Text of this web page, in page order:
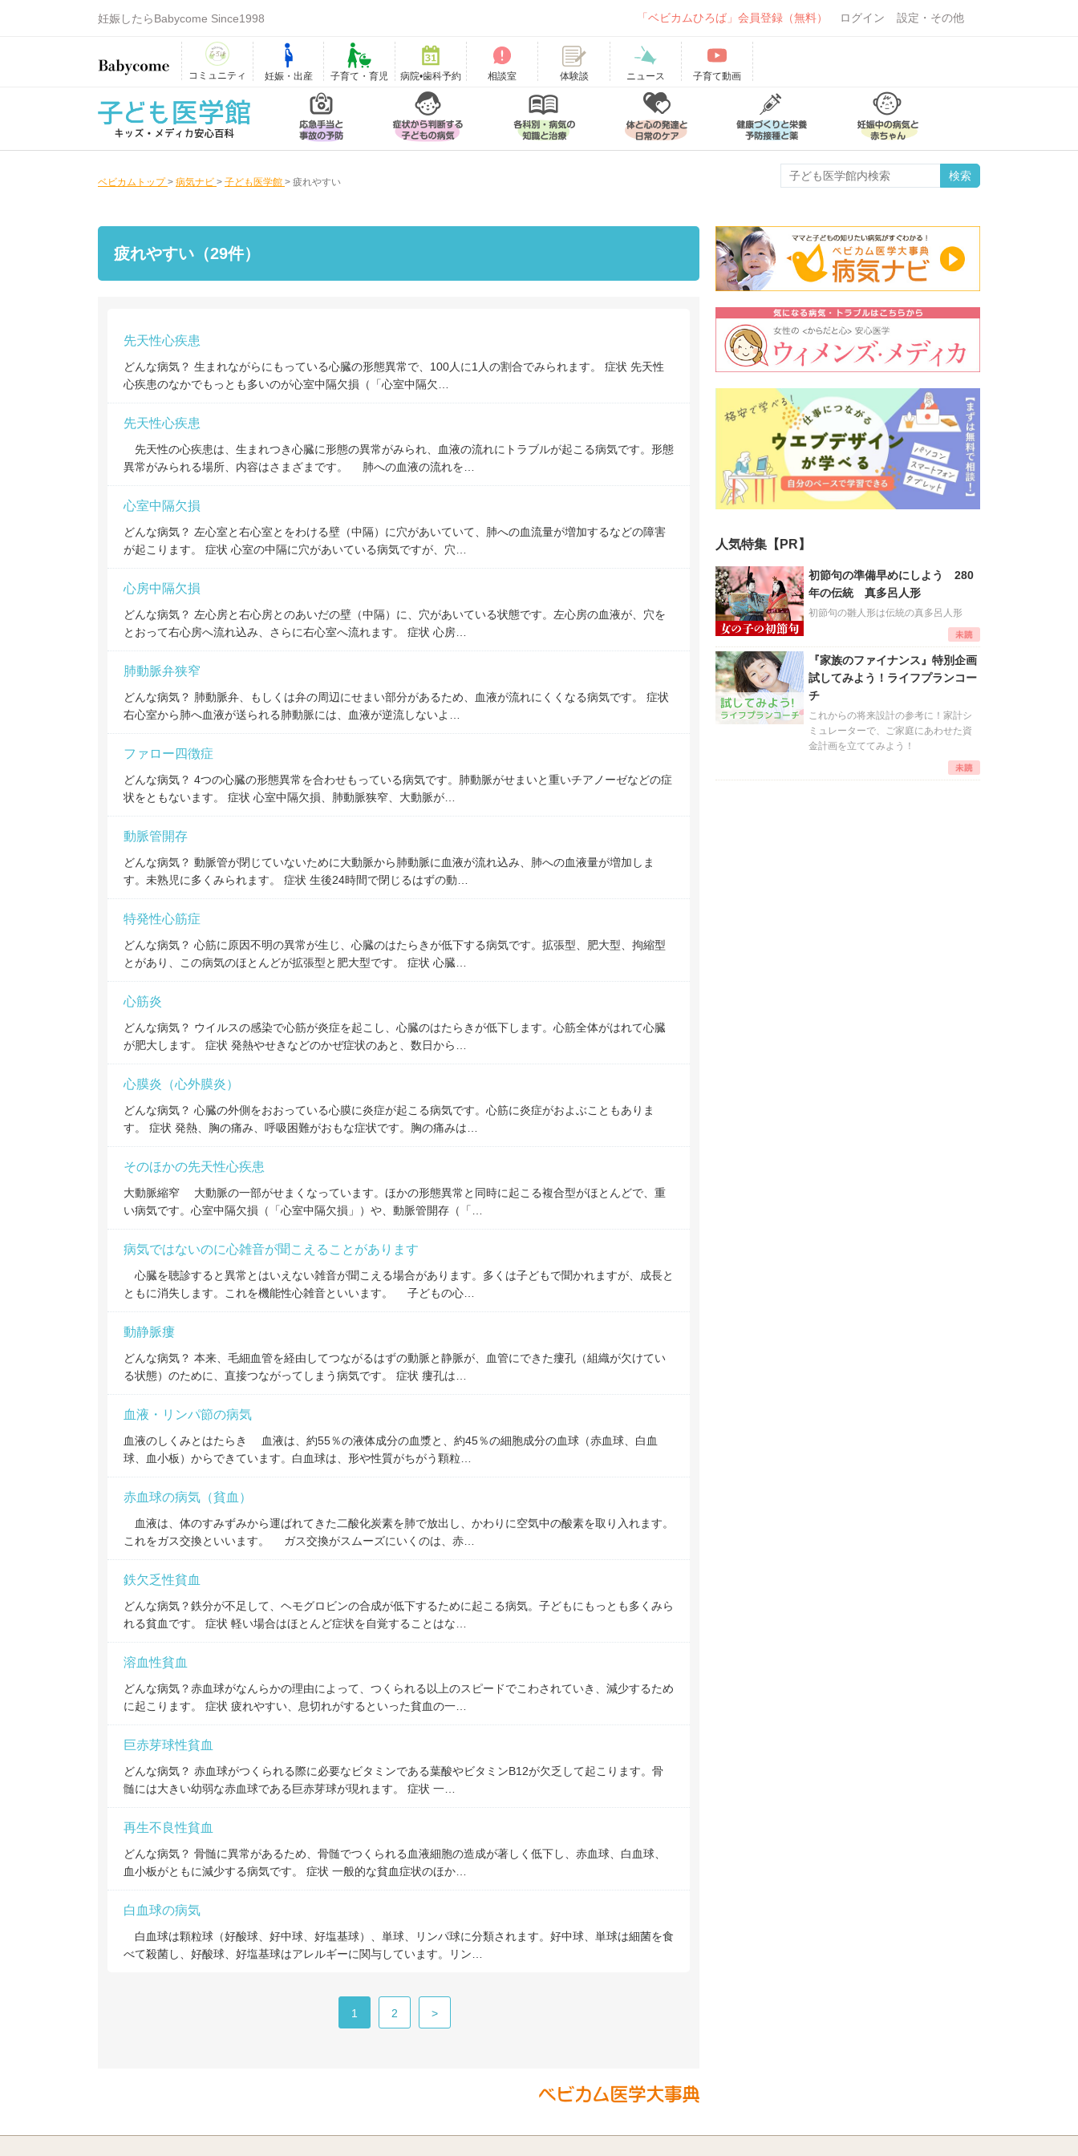
妊娠したらBabycome Since1998 「ベビカムひろば」会員登録（無料） ログイン 設定・その他
コミュニティ 妊娠・出産 子育て・育児 病院•歯科予約 相談室 体験談 ニュース 子育て動画
ベビカムトップ > 病気ナビ > 子ども医学館 > 疲れやすい
疲れやすい（29件）
先天性心疾患
どんな病気？ 生まれながらにもっている心臓の形態異常で、100人に1人の割合でみられます。 症状 先天性
心疾患のなかでもっとも多いのが心室中隔欠損（「心室中隔欠…
先天性心疾患
先天性の心疾患は、生まれつき心臓に形態の異常がみられ、血液の流れにトラブルが起こる病気です。形態
異常がみられる場所、内容はさまざまです。 肺への血液の流れを…
心室中隔欠損
どんな病気？ 左心室と右心室とをわける壁（中隔）に穴があいていて、肺への血流量が増加するなどの障害
が起こります。 症状 心室の中隔に穴があいている病気ですが、穴…
心房中隔欠損
どんな病気？ 左心房と右心房とのあいだの壁（中隔）に、穴があいている状態です。左心房の血液が、穴を
とおって右心房へ流れ込み、さらに右心室へ流れます。 症状 心房…
肺動脈弁狭窄
どんな病気？ 肺動脈弁、もしくは弁の周辺にせまい部分があるため、血液が流れにくくなる病気です。 症状
右心室から肺へ血液が送られる肺動脈には、血液が逆流しないよ…
ファロー四徴症
どんな病気？ 4つの心臓の形態異常を合わせもっている病気です。肺動脈がせまいと重いチアノーゼなどの症
状をともないます。 症状 心室中隔欠損、肺動脈狭窄、大動脈が…
動脈管開存
どんな病気？ 動脈管が閉じていないために大動脈から肺動脈に血液が流れ込み、肺への血液量が増加しま
す。未熟児に多くみられます。 症状 生後24時間で閉じるはずの動…
特発性心筋症
どんな病気？ 心筋に原因不明の異常が生じ、心臓のはたらきが低下する病気です。拡張型、肥大型、拘縮型
とがあり、この病気のほとんどが拡張型と肥大型です。 症状 心臓…
心筋炎
どんな病気？ ウイルスの感染で心筋が炎症を起こし、心臓のはたらきが低下します。心筋全体がはれて心臓
が肥大します。 症状 発熱やせきなどのかぜ症状のあと、数日から…
心膜炎（心外膜炎）
どんな病気？ 心臓の外側をおおっている心膜に炎症が起こる病気です。心筋に炎症がおよぶこともありま
す。 症状 発熱、胸の痛み、呼吸困難がおもな症状です。胸の痛みは…
そのほかの先天性心疾患
大動脈縮窄 大動脈の一部がせまくなっています。ほかの形態異常と同時に起こる複合型がほとんどで、重
い病気です。心室中隔欠損（「心室中隔欠損」）や、動脈管開存（「…
病気ではないのに心雑音が聞こえることがあります
心臓を聴診すると異常とはいえない雑音が聞こえる場合があります。多くは子どもで聞かれますが、成長と
ともに消失します。これを機能性心雑音といいます。 子どもの心…
動静脈瘻
どんな病気？ 本来、毛細血管を経由してつながるはずの動脈と静脈が、血管にできた瘻孔（組織が欠けてい
る状態）のために、直接つながってしまう病気です。 症状 瘻孔は…
血液・リンパ節の病気
血液のしくみとはたらき 血液は、約55％の液体成分の血漿と、約45％の細胞成分の血球（赤血球、白血
球、血小板）からできています。白血球は、形や性質がちがう顆粒…
赤血球の病気（貧血）
血液は、体のすみずみから運ばれてきた二酸化炭素を肺で放出し、かわりに空気中の酸素を取り入れます。
これをガス交換といいます。 ガス交換がスムーズにいくのは、赤…
鉄欠乏性貧血
どんな病気？鉄分が不足して、ヘモグロビンの合成が低下するために起こる病気。子どもにもっとも多くみら
れる貧血です。 症状 軽い場合はほとんど症状を自覚することはな…
溶血性貧血
どんな病気？赤血球がなんらかの理由によって、つくられる以上のスピードでこわされていき、減少するため
に起こります。 症状 疲れやすい、息切れがするといった貧血の一…
巨赤芽球性貧血
どんな病気？ 赤血球がつくられる際に必要なビタミンである葉酸やビタミンB12が欠乏して起こります。骨
髄には大きい幼弱な赤血球である巨赤芽球が現れます。 症状 一…
再生不良性貧血
どんな病気？ 骨髄に異常があるため、骨髄でつくられる血液細胞の造成が著しく低下し、赤血球、白血球、
血小板がともに減少する病気です。 症状 一般的な貧血症状のほか…
白血球の病気
白血球は顆粒球（好酸球、好中球、好塩基球）、単球、リンパ球に分類されます。好中球、単球は細菌を食
べて殺菌し、好酸球、好塩基球はアレルギーに関与しています。リン…
1 2 >
人気特集【PR】
初節句の準備早めにしよう 280
年の伝統 真多呂人形
初節句の雛人形は伝統の真多呂人形
『家族のファイナンス』特別企画
試してみよう！ライフプランコー
チ
これからの将来設計の参考に！家計シ
ミュレーターで、ご家庭にあわせた資
金計画を立ててみよう！